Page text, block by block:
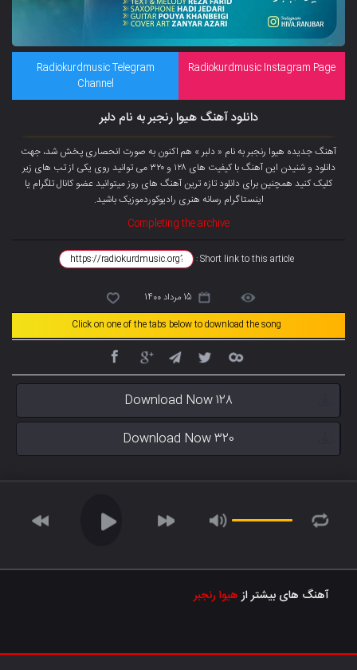
Radiokurdmusic Instagram Page
Radiokurdmusic Telegram
Channel
دانلود آهنگ هیوا رنجبر به نام دلبر
آهنگ جدیده هیوا رنجبر به نام « دلبر » هم اکنون به صورت انحصاری پخش شد، جهت
دانلود و شنیدن این آهنگ با کیفیت های ۱۲۸ و ۳۲۰ می توانید روی یکی از تب های زیر
کلیک کنید همچنین برای دانلود تازه ترین آهنگ های روز میتوانیدعضو کانال تلگرام یا
اینستاگرام رسانه هنری رادیوکوردموزیک باشید.
Completing the archive
Short link to this article :
15 مرداد 1400
Click on one of the tabs below to download the song
Download Now 128
Download Now 320
آهنگ های بیشتر ازهیوا رنجبر